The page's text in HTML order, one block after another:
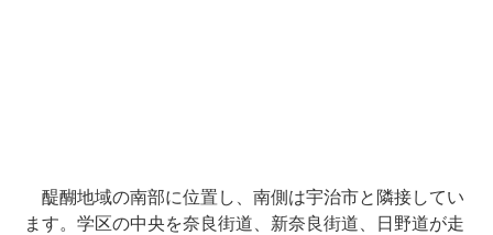
醍醐地域の南部に位置し、南側は宇治市と隣接してい
ます。学区の中央を奈良街道、新奈良街道、日野道が走